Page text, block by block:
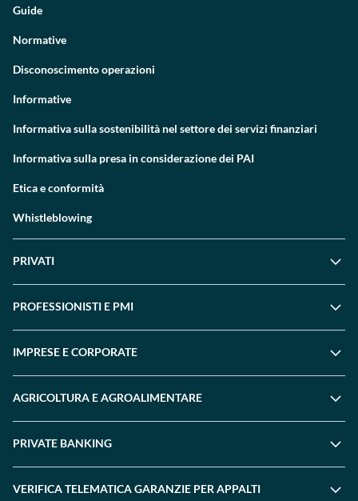
Guide
Normative
Disconoscimento operazioni
Informative
Informativa sulla sostenibilità nel settore dei servizi finanziari
Informativa sulla presa in considerazione dei PAI
Etica e conformità
Whistleblowing
PRIVATI
PROFESSIONISTI E PMI
IMPRESE E CORPORATE
AGRICOLTURA E AGROALIMENTARE
PRIVATE BANKING
VERIFICA TELEMATICA GARANZIE PER APPALTI